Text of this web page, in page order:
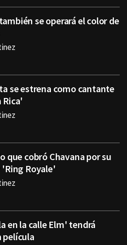
se operará el color de
se estrena como cantante
Rica'
que cobró Chavana por su
'Ring Royale'
en la calle Elm' tendrá
película